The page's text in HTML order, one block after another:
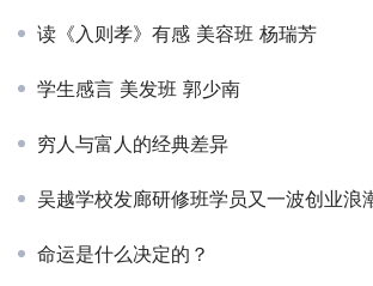
读《入则孝》有感 美容班 杨瑞芳
学生感言 美发班 郭少南
穷人与富人的经典差异
吴越学校发廊研修班学员又一波创业浪
命运是什么决定的？